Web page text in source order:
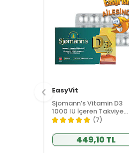
EasyVit
Sjomann’s Vitamin D3
1000 IU İçeren Takviye
Edici Gıda 30 Adet
(7)
449,10 TL